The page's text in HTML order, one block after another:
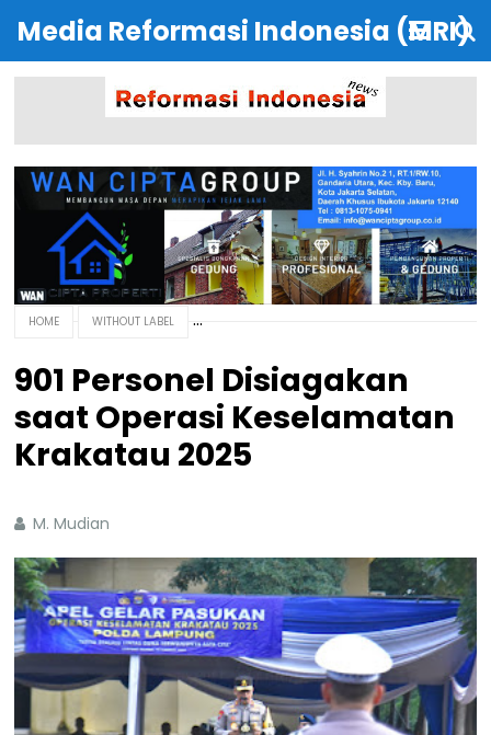
Media Reformasi Indonesia (MRI)
HOME WITHOUT LABEL
901 Personel Disiagakan
saat Operasi Keselamatan
Krakatau 2025
M. Mudian